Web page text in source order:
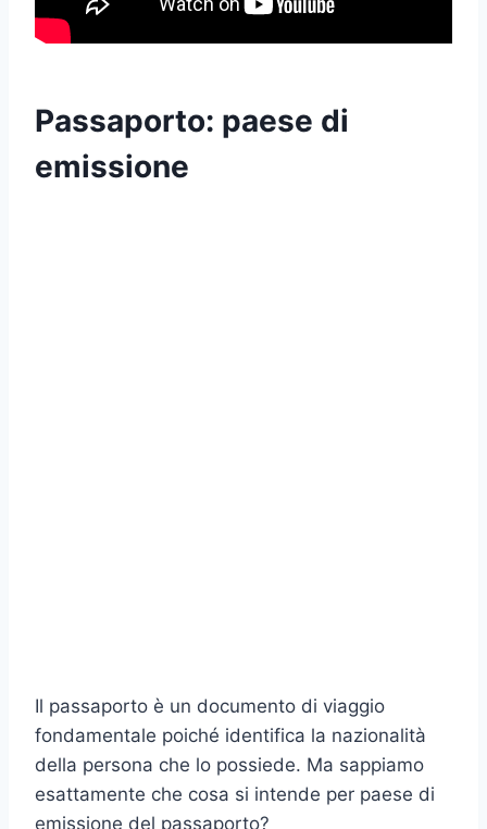
Passaporto: paese di
emissione
Il passaporto è un documento di viaggio
fondamentale poiché identifica la nazionalità
della persona che lo possiede. Ma sappiamo
esattamente che cosa si intende per paese di
emissione del passaporto?